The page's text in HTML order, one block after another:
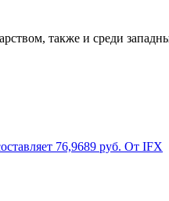
также и среди
76,9689 руб. От IFX